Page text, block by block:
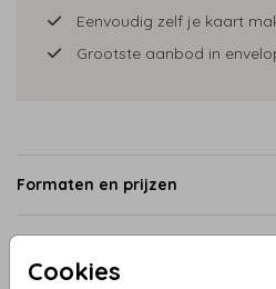
Cookies
Eenvoudig zelf je kaart
Grootste aanbod in
Formaten en prijzen
Productinformatie